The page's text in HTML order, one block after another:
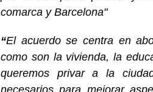
comarca y Barcelona"
“El acuerdo se centra en
como son la vivienda, la
queremos privar a la
necesarios para mejorar